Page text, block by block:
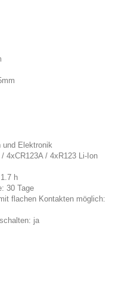
und Elektronik
4xCR123A / 4xR123 Li-Ion
h
30 Tage
flachen Kontakten möglich:
ja